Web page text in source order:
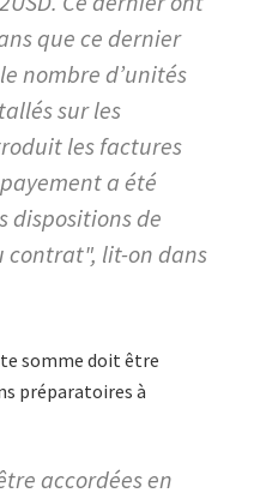
que ce dernier
nombre d’unités
sur les
les factures
a été
dispositions de
contrat", lit-on dans
somme doit être
préparatoires à
accordées en